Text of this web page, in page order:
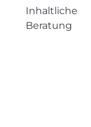
Inhaltliche
Beratung